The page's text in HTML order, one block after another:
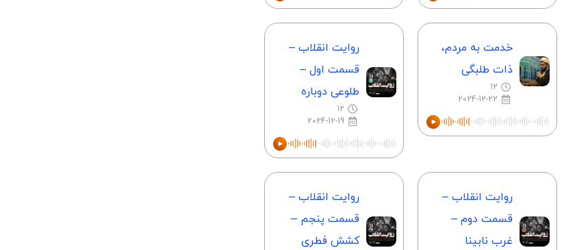
خدمت به مردم،
ذات طلبگی
12
2024-12-22
روایت انقلاب –
قسمت اول –
طلوعی دوباره
12
2024-12-19
روایت انقلاب –
قسمت دوم –
غرب نابینا
روایت انقلاب –
قسمت پنجم –
کشش فطری